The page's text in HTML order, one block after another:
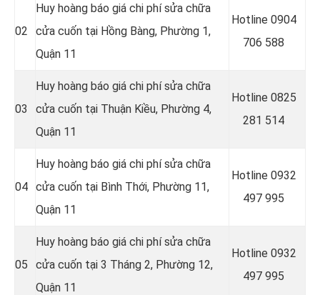
02
Huy hoàng báo giá chi phí sửa chữa
cửa cuốn tại Hồng Bàng, Phường 1,
Quận 11
Hotline 0904
706 588
03
Huy hoàng báo giá chi phí sửa chữa
cửa cuốn tại Thuận Kiều, Phường 4,
Quận 11
Hotline 0825
281 514
04
Huy hoàng báo giá chi phí sửa chữa
cửa cuốn tại Bình Thới, Phường 11,
Quận 11
Hotline 0932
497 995
05
Huy hoàng báo giá chi phí sửa chữa
cửa cuốn tại 3 Tháng 2, Phường 12,
Quận 11
Hotline 0932
497 995